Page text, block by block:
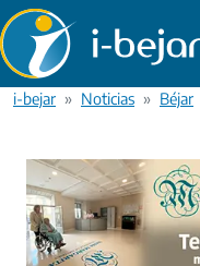
Pasar al contenido principal
i-bejar Noticias Béjar